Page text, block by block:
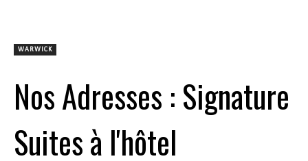
WARWICK
Nos Adresses : Signature
Suites à l'hôtel